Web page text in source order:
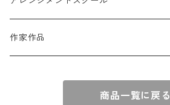
キャンドル
作家作品
商品一覧に戻る